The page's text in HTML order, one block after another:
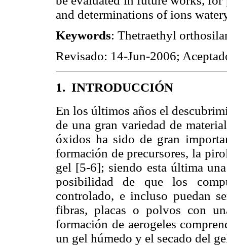
and determinations of ions
Keywords: Thetraethyl
Revisado: 14-Jun-2006;
1. INTRODUCCIÓN
En los últimos años el
de una gran variedad de
óxidos ha sido de gran
formación de precursores, la
gel [5-6]; siendo esta última
posibilidad de que los
controlado, e incluso puedan
fibras, placas o polvos con
formación de aerogeles
un gel húmedo y el secado del